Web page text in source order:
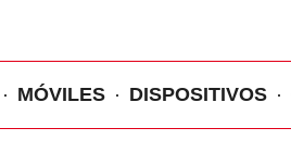
MÓVILES DISPOSITIVOS